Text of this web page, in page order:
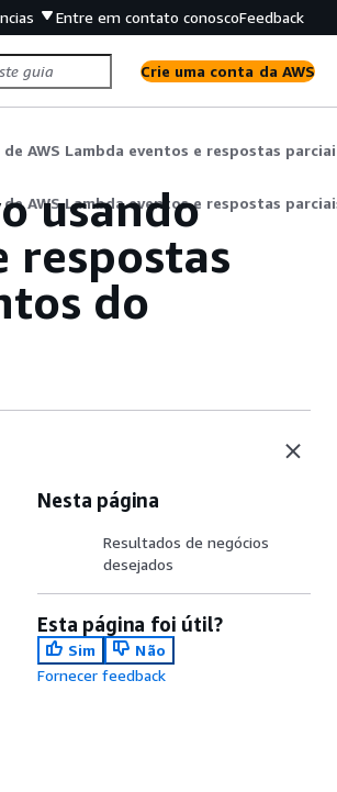
Entre em contato conoscoFeedback
Crie uma conta da AWS
AWS Lambda eventos e respostas
usando
respostas
do
Nesta página
Resultados de negócios
desejados
Esta página foi útil?
Sim
Não
Fornecer feedback